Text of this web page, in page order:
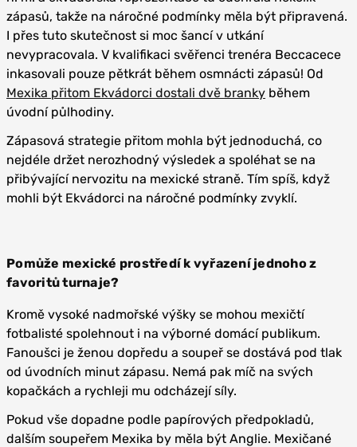
zápasů, takže na náročné podmínky měla být připravená.
I přes tuto skutečnost si moc šancí v utkání
nevypracovala. V kvalifikaci svěřenci trenéra Beccacece
inkasovali pouze pětkrát během osmnácti zápasů! Od
Mexika přitom Ekvádorci dostali dvě branky během
úvodní půlhodiny.
Zápasová strategie přitom mohla být jednoduchá, co
nejdéle držet nerozhodný výsledek a spoléhat se na
přibývající nervozitu na mexické straně. Tím spíš, když
mohli být Ekvádorci na náročné podmínky zvyklí.
Pomůže mexické prostředí k vyřazení jednoho z
favoritů turnaje?
Kromě vysoké nadmořské výšky se mohou mexičtí
fotbalisté spolehnout i na výborné domácí publikum.
Fanoušci je ženou dopředu a soupeř se dostává pod tlak
od úvodních minut zápasu. Nemá pak míč na svých
kopačkách a rychleji mu odcházejí síly.
Pokud vše dopadne podle papírových předpokladů,
dalším soupeřem Mexika by měla být Anglie. Mexičané